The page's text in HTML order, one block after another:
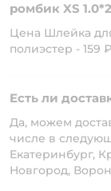
ромбик XS
Цена Шлейка
полиэстер - 159
Есть ли
Да, можем
числе в
Екатеринбург,
Новгород,